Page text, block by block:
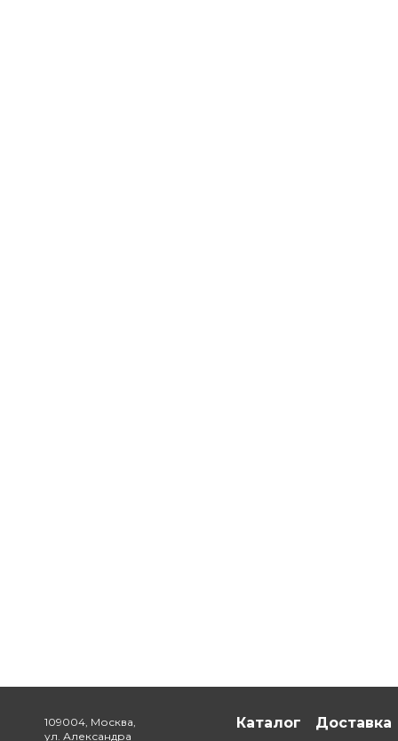
109004, Москва,
ул. Александра
Каталог Доставка